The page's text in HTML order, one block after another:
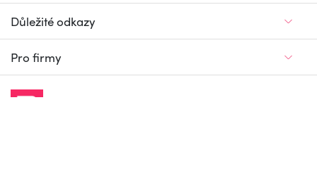
Důležité odkazy
Pro firmy